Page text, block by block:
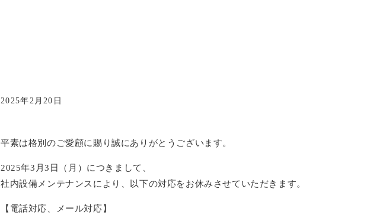
2025年2月20日
平素は格別のご愛顧に賜り誠にありがとうございます。
2025年3月3日（月）につきまして、
社内設備メンテナンスにより、以下の対応をお休みさせていただきます。
【電話対応、メール対応】